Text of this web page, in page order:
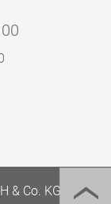
& Co. KG